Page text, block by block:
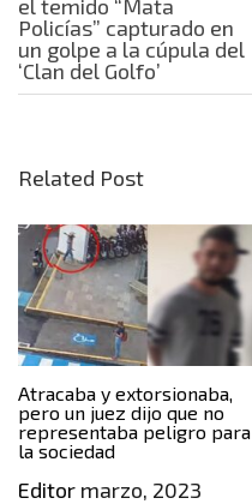
el temido “Mata
Policías” capturado en
un golpe a la cúpula del
‘Clan del Golfo’
Related Post
Atracaba y extorsionaba,
pero un juez dijo que no
representaba peligro para
la sociedad
Editor marzo, 2023